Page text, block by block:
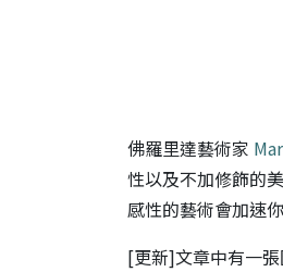
佛羅里達藝術家
性以及不加修飾的
感性的藝術會加速
[更新]文章中有一